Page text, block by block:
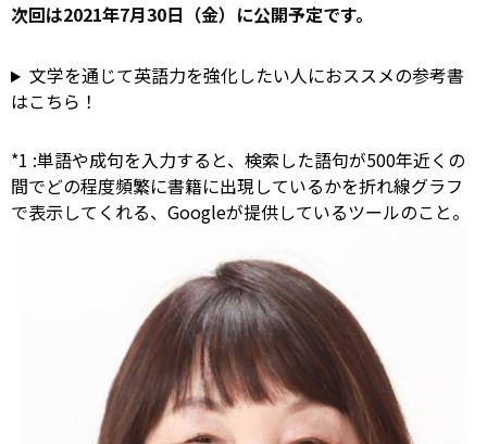
次回は2021年7月30日（金）に公開予定です。
文学を通じて英語力を強化したい人におススメの参考書
はこちら！
*1 :単語や成句を入力すると、検索した語句が500年近くの
間でどの程度頻繁に書籍に出現しているかを折れ線グラフ
で表示してくれる、Googleが提供しているツールのこと。